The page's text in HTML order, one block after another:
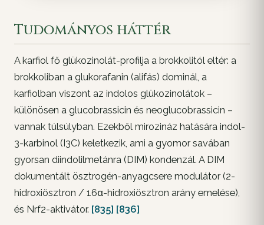
Tudományos háttér
A karfiol fő glükozinolát-profilja a brokkolitól eltér: a
brokkoliban a glukorafanin (alifás) dominál, a
karfiolban viszont az indolos glükozinolátok –
különösen a glucobrassicin és neoglucobrassicin –
vannak túlsúlyban. Ezekből mirozináz hatására indol-
3-karbinol (I3C) keletkezik, ami a gyomor savában
gyorsan diindolilmetánra (DIM) kondenzál. A DIM
dokumentált ösztrogén-anyagcsere modulátor (2-
hidroxiösztron / 16α-hidroxiösztron arány emelése),
és Nrf2-aktivátor. [835] [836]